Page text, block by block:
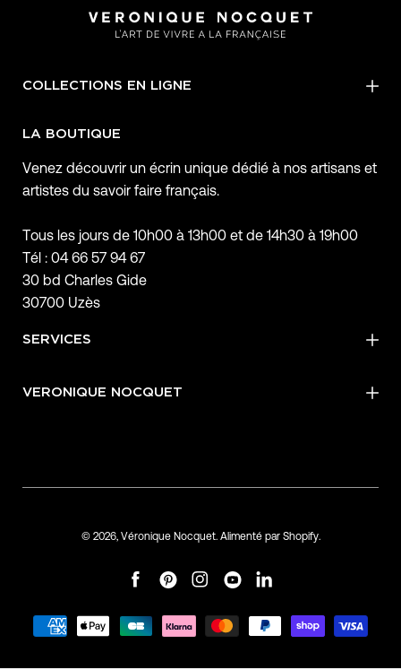
COLLECTIONS EN LIGNE
LA BOUTIQUE
Venez découvrir un écrin unique dédié à nos artisans et
artistes du savoir faire français.
Tous les jours de 10h00 à 13h00 et de 14h30 à 19h00
Tél : 04 66 57 94 67
30 bd Charles Gide
30700 Uzès
SERVICES
VERONIQUE NOCQUET
© 2026, Véronique Nocquet. Alimenté par Shopify.